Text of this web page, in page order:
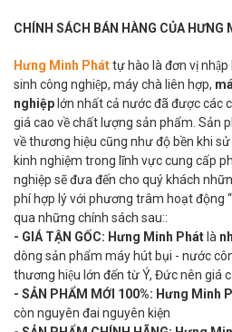
CHÍNH SÁCH BÁN HÀNG CỦA HƯNG
Hưng Minh Pháttự hào là đơn vị
sinh công nghiệp, máy chà liên hợp,
nghiệp lớn nhất cả nước đã được các
giá cao về chất lượng sản phẩm. Sản
về thương hiệu cũng như độ bền khi
kinh nghiệm trong lĩnh vực cung cấp
nghiệp sẽ đưa đến cho quý khách
phí hợp lý với phương trâm hoạt động
qua những chính sách sau::
- GIÁ TẬN GỐC: Hưng Minh Phát là
dòng sản phẩm máy hút bụi - nước
thương hiệu lớn đến từ Ý, Đức nên giá
- SẢN PHẨM MỚI 100%: Hưng Minh
còn nguyên đai nguyên kiện